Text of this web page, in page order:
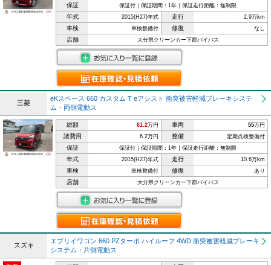
保証 保証付｜保証期間：1年｜保証走行距離：無制限
年式 2015(H27)年式 走行 2.9万km
車検 車検整備付 修復 なし
店舗 大分県クリーンカー下郡バイパス
三菱
eKスペース 660 カスタム T eアシスト 衝突被害軽減ブレーキシステ
ム・両側電動ス
総額 61.2万円 車両 55万円
諸費用 6.2万円 整備 定期点検整備付
保証 保証付｜保証期間：1年｜保証走行距離：無制限
年式 2015(H27)年式 走行 10.6万km
車検 車検整備付 修復 あり
店舗 大分県クリーンカー下郡バイパス
スズキ
エブリイワゴン 660 PZターボ ハイルーフ 4WD 衝突被害軽減ブレーキ
システム・片側電動ス